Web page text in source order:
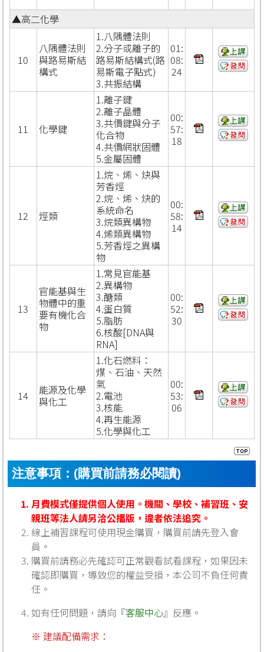
▲高二化學
10
八隅體法則
與路易斯結
構式
1.八隅體法則
2.分子或離子的
路易斯結構式(路
易斯電子點式)
3.共振結構
01:
08:
24
11 化學鍵
1.離子鍵
2.離子晶體
3.共價鍵與分子
化合物
4.共價網狀固體
5.金屬固體
00:
57:
18
12 烴類
1.烷、烯、炔與
芳香烴
2.烷、烯、炔的
系統命名
3.烷類異構物
4.烯類異構物
5.芳香烴之異構
物
00:
58:
14
13
官能基與生
物體中的重
要有機化合
物
1.常見官能基
2.異構物
3.醣類
4.蛋白質
5.脂肪
6.核酸[DNA與
RNA]
00:
52:
30
14
能源及化學
與化工
1.化石燃料：
煤、石油、天然
氣
2.電池
3.核能
4.再生能源
5.化學與化工
00:
53:
06
注意事項：(購買前請務必閱讀)
月費模式僅提供個人使用。機關、學校、補習班、安
親班等法人請另洽公播版，違者依法追究。
線上補習課程可使用現金購買，購買前請先登入會
員。
購買前請務必先確認可正常觀看試看課程，如果因未
確認即購買，導致您的權益受損，本公司不負任何責
任。
如有任何問題，請向『客服中心』反應。
※ 建議配備需求：